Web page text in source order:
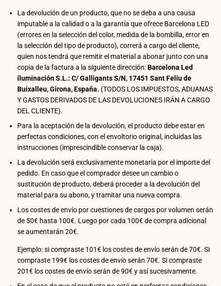
La devolución de un producto, que no se deba a una causa
imputable a la calidad o a la garantía que ofrece Barcelona LED
(errores en la selección del color, medida de la bombilla, error en
la selección del tipo de producto), correrá a cargo del cliente,
quien nos tendrá que remitir el material a abonar junto con una
copia de la factura a la siguiente dirección:Barcelona Led
iluminación S.L.: C/ Galligants S/N, 17451 Sant Feliu de
Buixalleu, Girona, España. (TODOS LOS IMPUESTOS, ADUANAS
Y GASTOS DERIVADOS DE LAS DEVOLUCIONES IRÁN A CARGO
DEL CLIENTE).
Para la aceptación de la devolución, el producto debe estar en
perfectas condiciones, con el envoltorio original, incluidas las
instrucciones (imprescindible conservar la caja).
La devolución será exclusivamente monetaria por el importe del
pedido. En caso que el comprador desee un cambio o
sustitución de producto, deberá proceder a la devolución del
material para su abono, y tramitar una nueva compra.
Los costes de envío por cuestiones de cargos por volumen serán
de 50€ hasta 100€. Luego por cada 100€ de compra adicional
se aumentarán 20€.
Ejemplo: si compraste 101€ los costes de envío serán de 70€. Si
compraste 199€ los costes de envío serán 70€. Si compraste
201€ los costes de envío serán de 90€ y así sucesivamente.